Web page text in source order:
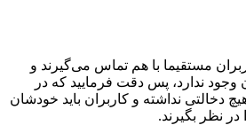
مستقیما با هم تماس می‌گیرند و
ندارد، پس دقت فرمایید که در
دخالتی نداشته و کاربران باید خودشان
نظر بگیرند.